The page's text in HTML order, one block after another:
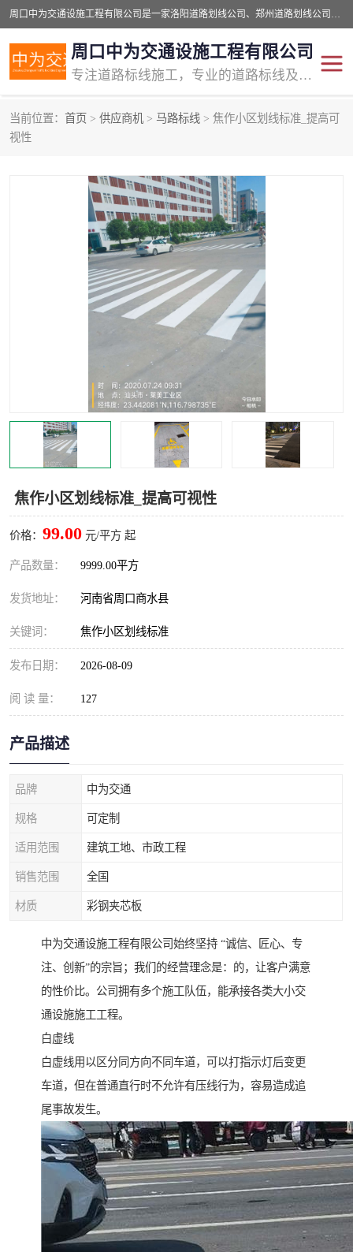
周口中为交通设施工程有限公司是一家洛阳道路划线公司、郑州道路划线公司、平顶山道路车位划线公司、开封车位划线公司、许昌道路车位划线公司、漯河道路车位划线公司，公司始终坚持“诚信、匠心、专注”的宗旨；我们的经营理念是：的服务。
周口中为交通设施工程有限公司
专注道路标线施工，专业的道路标线及交通设施施工服务商!
当前位置： 首页 > 供应商机 > 马路标线 > 焦作小区划线标准_提高可
视性
焦作小区划线标准_提高可视性
价格： 99.00 元/平方 起
产品数量： 9999.00平方
发货地址： 河南省周口商水县
关键词： 焦作小区划线标准
发布日期： 2026-08-09
阅 读 量： 127
产品描述
品牌 中为交通
规格 可定制
适用范围 建筑工地、市政工程
销售范围 全国
材质 彩钢夹芯板
中为交通设施工程有限公司始终坚持 “诚信、匠心、专
注、创新”的宗旨；我们的经营理念是：的，让客户满意
的性价比。公司拥有多个施工队伍，能承接各类大小交
通设施施工工程。
白虚线
白虚线用以区分同方向不同车道，可以打指示灯后变更
车道，但在普通直行时不允许有压线行为，容易造成追
尾事故发生。
交通道路标线
道路标线划线 马路标线
道路划线